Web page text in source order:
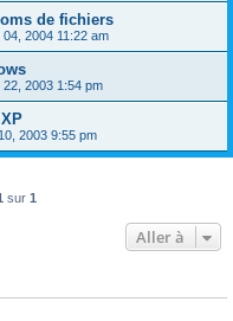
de fichiers
2004 11:22 am
22, 2003 1:54 pm
2003 9:55 pm
sur 1
Aller à